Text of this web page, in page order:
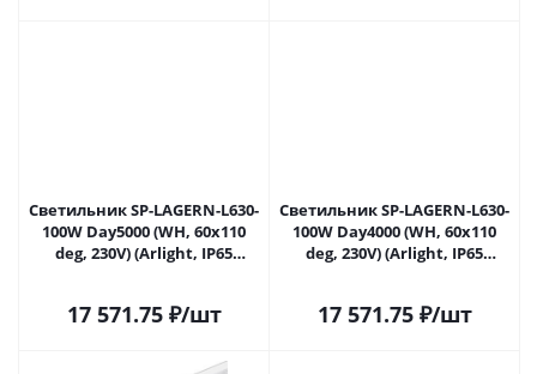
Светильник SP-LAGERN-L630-
100W Day5000 (WH, 60х110
deg, 230V) (Arlight, IP65
17 571.75₽/шт
Светильник SP-LAGERN-L630-
100W Day4000 (WH, 60х110
deg, 230V) (Arlight, IP65
17 571.75₽/шт